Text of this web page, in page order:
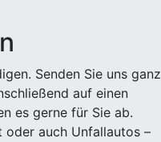
Senden Sie uns ganz
auf einen
es gerne für Sie ab.
oder auch Unfallautos –